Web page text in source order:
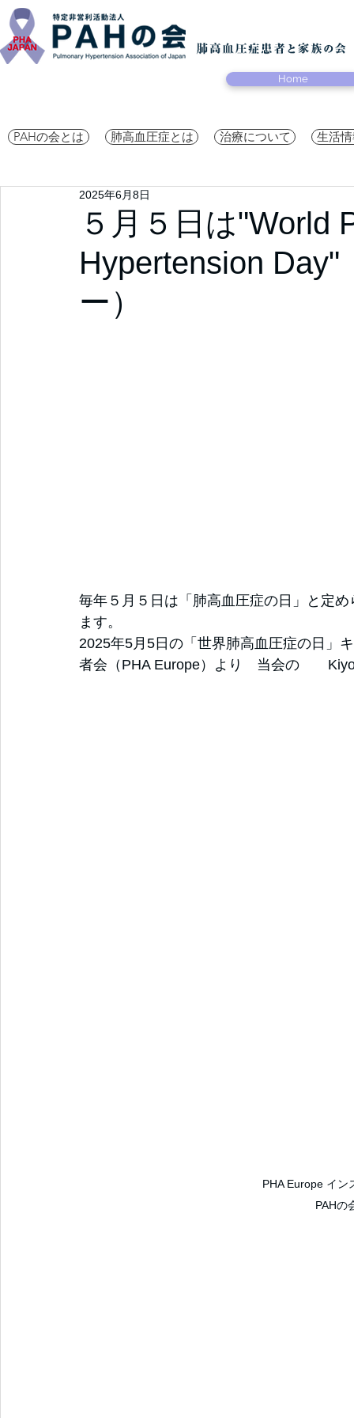
Home
PAHの会とは 肺高血圧症とは 治療について 生活
５月５日は"World
Hypertension
ー）
2025年6月8日
毎年５月５日は「肺高血圧症の日」と定
ます。
2025年5月5日の「世界肺高血圧症の日」
者会（PHA Europe）より　当会の　　
PHA Europe
PAHの